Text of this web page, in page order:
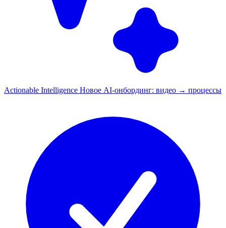
Actionable Intelligence Новое AI-онбординг: видео → процессы